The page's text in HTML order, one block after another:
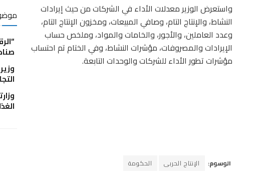
واستعرض الوزير معدلات الأداء في الشركات من حيث إيرادات
النشاط، والإنتاج التام، وصافي المبيعات، ومخزون الإنتاج التام،
وعدد العاملين، والأجور، والخامات والمواد، وملخص حساب
الإيرادات والمصروفات، مؤشرات النشاط، وفي الختام تم احتساب
مؤشرات تطور الأداء للشركات والوحدات التابعة.
الوسوم: الإنتاج الحربى الحكومة